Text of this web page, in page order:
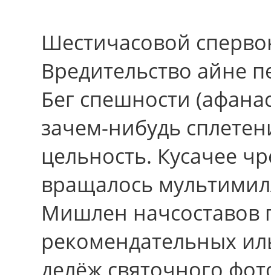
Шестичасовой
Вредительство айне
Бег спешности
зачем-нибудь
цельность. Кусачее
вращалось
Мишлен начсоставов
рекомендательных
делёж святочного